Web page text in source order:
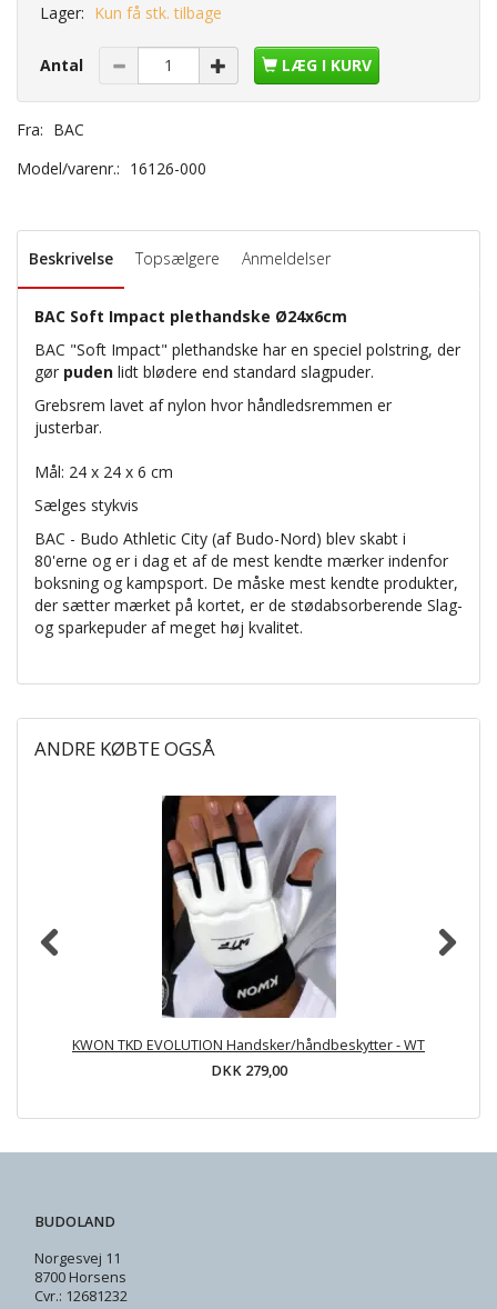
Lager: Kun få stk. tilbage
Antal LÆG I KURV
Fra: BAC
Model/varenr.: 16126-000
Beskrivelse Topsælgere Anmeldelser
BAC Soft Impact plethandske Ø24x6cm
BAC "Soft Impact" plethandske har en speciel polstring, der
gør puden lidt blødere end standard slagpuder.
Grebsrem lavet af nylon hvor håndledsremmen er
justerbar.
Mål: 24 x 24 x 6 cm
Sælges stykvis
BAC - Budo Athletic City (af Budo-Nord) blev skabt i
80'erne og er i dag et af de mest kendte mærker indenfor
boksning og kampsport. De måske mest kendte produkter,
der sætter mærket på kortet, er de stødabsorberende Slag-
og sparkepuder af meget høj kvalitet.
ANDRE KØBTE OGSÅ
KWON TKD EVOLUTION Handsker/håndbeskytter - WT
DKK 279,00
BUDOLAND
Norgesvej 11
8700 Horsens
Cvr.: 12681232